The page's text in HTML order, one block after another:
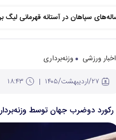
اخبار ورزشی
وزنه‌برداری
رکورد دوضرب جهان توسط